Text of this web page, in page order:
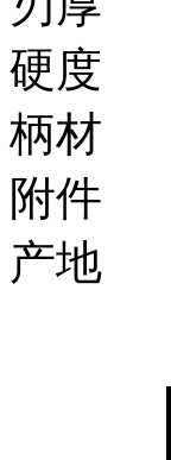
硬度
柄材
附件
产地